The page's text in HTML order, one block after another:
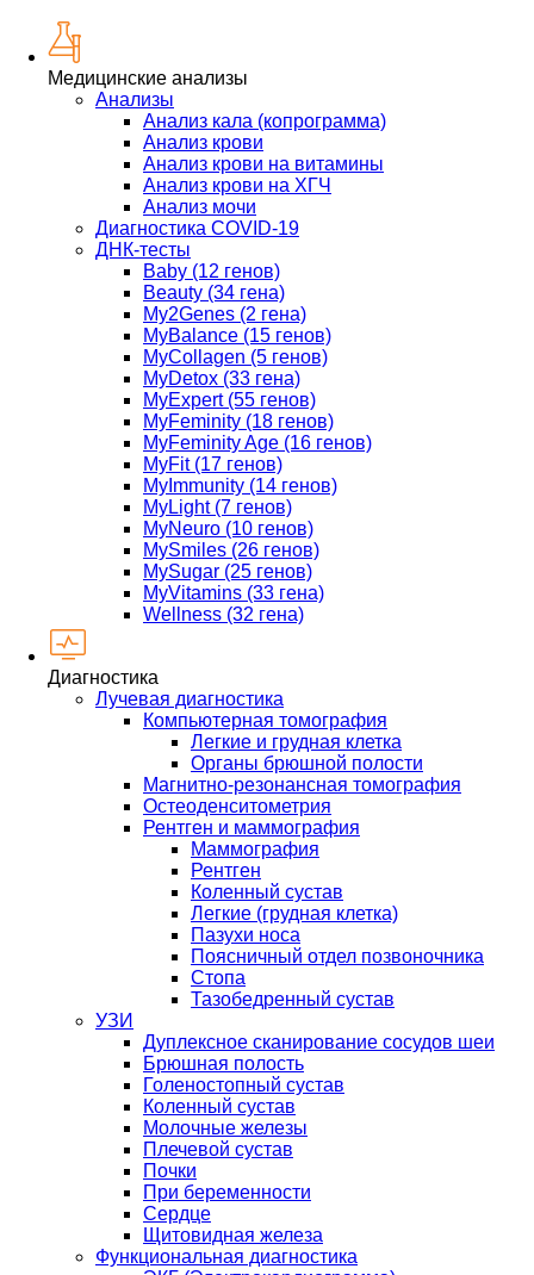
Медицинские анализы
Анализы
Анализ кала (копрограмма)
Анализ крови
Анализ крови на витамины
Анализ крови на ХГЧ
Анализ мочи
Диагностика COVID-19
ДНК-тесты
Baby (12 генов)
Beauty (34 гена)
My2Genes (2 гена)
MyBalance (15 генов)
MyCollagen (5 генов)
MyDetox (33 гена)
MyExpert (55 генов)
MyFeminity (18 генов)
MyFeminity Age (16 генов)
MyFit (17 генов)
MyImmunity (14 генов)
MyLight (7 генов)
MyNeuro (10 генов)
MySmiles (26 генов)
MySugar (25 генов)
MyVitamins (33 гена)
Wellness (32 гена)
Диагностика
Лучевая диагностика
Компьютерная томография
Легкие и грудная клетка
Органы брюшной полости
Магнитно-резонансная томография
Остеоденситометрия
Рентген и маммография
Маммография
Рентген
Коленный сустав
Легкие (грудная клетка)
Пазухи носа
Поясничный отдел позвоночника
Стопа
Тазобедренный сустав
УЗИ
Дуплексное сканирование сосудов шеи
Брюшная полость
Голеностопный сустав
Коленный сустав
Молочные железы
Плечевой сустав
Почки
При беременности
Сердце
Щитовидная железа
Функциональная диагностика